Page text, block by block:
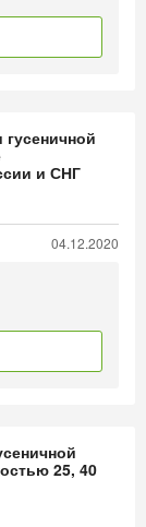
гусеничной
и СНГ
04.12.2020
25, 40